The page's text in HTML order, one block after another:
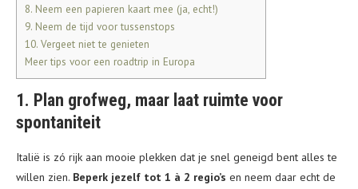
8. Neem een papieren kaart mee (ja, echt!)
9. Neem de tijd voor tussenstops
10. Vergeet niet te genieten
Meer tips voor een roadtrip in Europa
1. Plan grofweg, maar laat ruimte voor
spontaniteit
Italië is zó rijk aan mooie plekken dat je snel geneigd bent alles te
willen zien. Beperk jezelf tot 1 à 2 regio’s en neem daar echt de